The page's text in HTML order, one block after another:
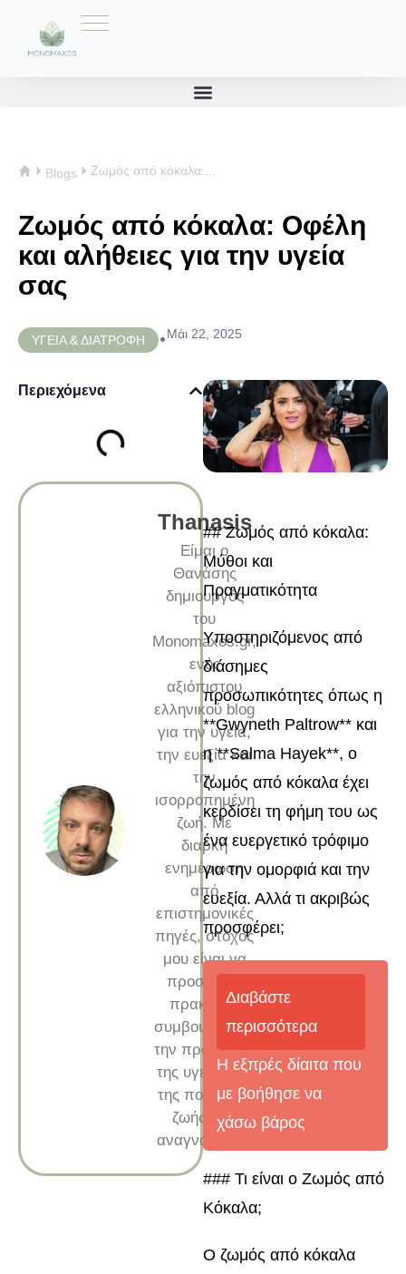
Blogs Ζωμός από κόκαλα:...
Ζωμός από κόκαλα: Οφέλη
και αλήθειες για την υγεία
σας
ΥΓΕΙΑ & ΔΙΑΤΡΟΦΗ •Μάι 22, 2025
Περιεχόμενα
Thanasis
Είμαι ο
Θανάσης
δημιουργός
του
Monomaxos.gr,
ενός
αξιόπιστου
ελληνικού blog
για την υγεία,
την ευεξία και
την
ισορροπημένη
ζωή. Με
διαρκή
ενημέρωση
από
επιστημονικές
πηγές, στόχος
μου είναι να
προσφέρω
πρακτικές
συμβουλές για
την προαγωγή
της υγείας και
της ποιότητας
ζωής των
αναγνωστών.
## Ζωμός από κόκαλα:
Μύθοι και
Πραγματικότητα
Υποστηριζόμενος από
διάσημες
προσωπικότητες όπως η
**Gwyneth Paltrow** και
η **Salma Hayek**, ο
ζωμός από κόκαλα έχει
κερδίσει τη φήμη του ως
ένα ευεργετικό τρόφιμο
για την ομορφιά και την
ευεξία. Αλλά τι ακριβώς
προσφέρει;
Διαβάστε
περισσότερα
Η εξπρές δίαιτα που
με βοήθησε να
χάσω βάρος
### Τι είναι ο Ζωμός από
Κόκαλα;
Ο ζωμός από κόκαλα